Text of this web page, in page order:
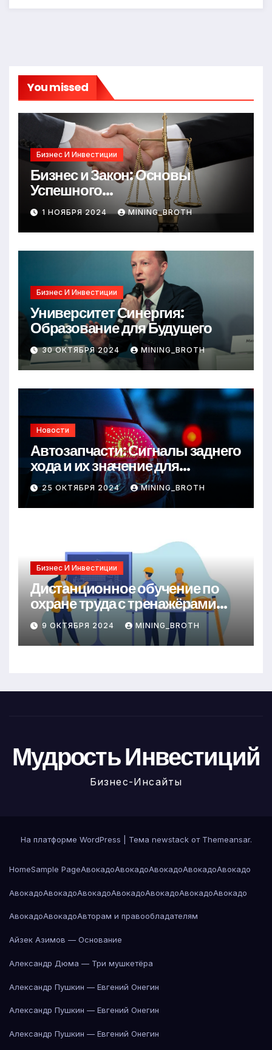
You missed
Бизнес И Инвестиции
Бизнес и Закон: Основы
Успешного
Предпринимательства
1 НОЯБРЯ 2024 MINING_BROTH
Бизнес И Инвестиции
Университет Синергия:
Образование для Будущего
30 ОКТЯБРЯ 2024 MINING_BROTH
Новости
Автозапчасти: Сигналы заднего
хода и их значение для
безопасности на дороге
25 ОКТЯБРЯ 2024 MINING_BROTH
Бизнес И Инвестиции
Дистанционное обучение по
охране труда с тренажёрами
онлайн
9 ОКТЯБРЯ 2024 MINING_BROTH
Мудрость Инвестиций
Бизнес-Инсайты
На платформе WordPress Тема newstack от Themeansar.
HomeSample PageАвокадоАвокадоАвокадоАвокадоАвокадо
АвокадоАвокадоАвокадоАвокадоАвокадоАвокадоАвокадо
АвокадоАвокадоАвторам и правообладателям
Айзек Азимов — Основание
Александр Дюма — Три мушкетёра
Александр Пушкин — Евгений Онегин
Александр Пушкин — Евгений Онегин
Александр Пушкин — Евгений Онегин